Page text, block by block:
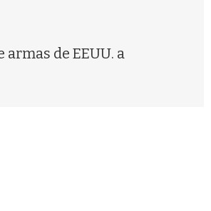
de EEUU. a